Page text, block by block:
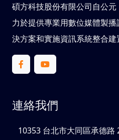
碩方科技股份有限公司自公
力於提供專業用數位媒體製
決方案和實施資訊系統整合建
連絡我們
10353 台北市大同區承德路